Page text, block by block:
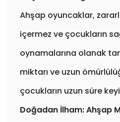
Ahşap oyuncaklar,
içermez ve çocukların
oynamalarına olanak
miktarı ve uzun
çocukların uzun süre
Doğadan İlham: Ahşap